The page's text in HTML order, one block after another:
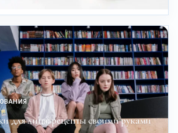
для лица: рецепты своими руками